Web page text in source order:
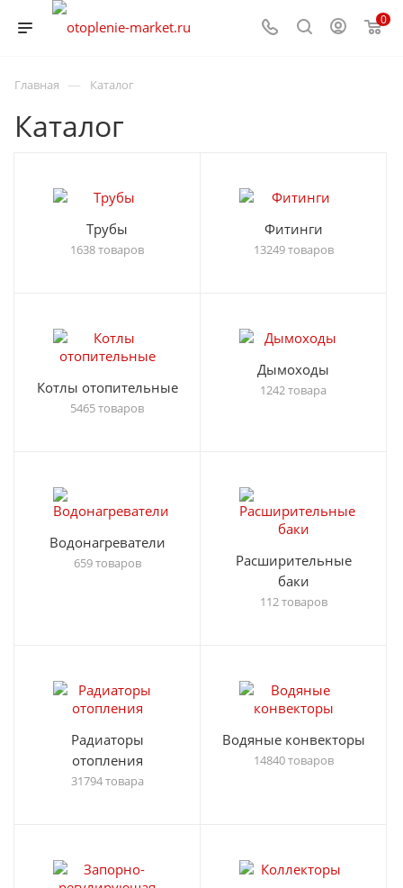
0
Главная — Каталог
Каталог
Трубы
1638 товаров
Фитинги
13249 товаров
Котлы отопительные
5465 товаров
Дымоходы
1242 товара
Водонагреватели
659 товаров
Расширительные
баки
112 товаров
Радиаторы
отопления
31794 товара
Водяные конвекторы
14840 товаров